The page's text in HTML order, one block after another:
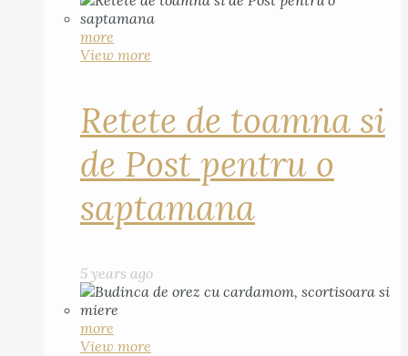
more
View more
Retete de toamna si
de Post pentru o
saptamana
5 years ago
more
View more